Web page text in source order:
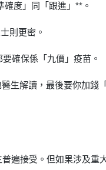
度」同「跟進」**。
則更密。
確保係「九價」疫苗。
生解讀，最後要你加錢
遍接受。但如果涉及